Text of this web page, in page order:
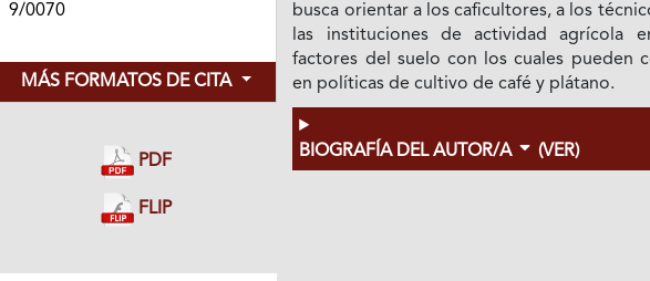
9/0070
MÁS FORMATOS DE CITA
PDF
FLIP
busca orientar a los caficultores, a los
las instituciones de actividad agrícola
factores del suelo con los cuales pueden
en políticas de cultivo de café y plátano.
BIOGRAFÍA DEL AUTOR/A (VER)